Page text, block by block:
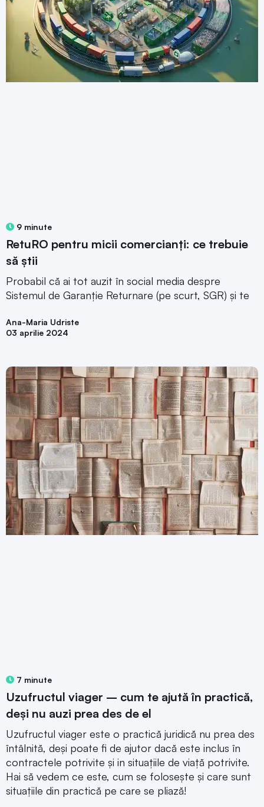
9 minute
RetuRO pentru micii comercianți: ce trebuie
să știi
Probabil că ai tot auzit în social media despre
Sistemul de Garanție Returnare (pe scurt, SGR) și te
Ana-Maria Udriste
03 aprilie 2024
7 minute
Uzufructul viager – cum te ajută în practică,
deși nu auzi prea des de el
Uzufructul viager este o practică juridică nu prea des
întâlnită, deși poate fi de ajutor dacă este inclus în
contractele potrivite și in situațiile de viață potrivite.
Hai să vedem ce este, cum se folosește și care sunt
situațiile din practică pe care se pliază!